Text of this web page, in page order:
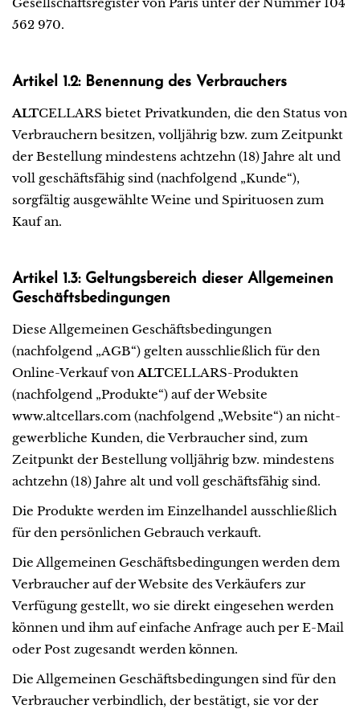
562 970.
Artikel 1.2: Benennung des Verbrauchers
ALTCELLARS bietet Privatkunden, die den Status von
Verbrauchern besitzen, volljährig bzw. zum Zeitpunkt
der Bestellung mindestens achtzehn (18) Jahre alt und
voll geschäftsfähig sind (nachfolgend „Kunde“),
sorgfältig ausgewählte Weine und Spirituosen zum
Kauf an.
Artikel 1.3: Geltungsbereich dieser Allgemeinen
Geschäftsbedingungen
Diese Allgemeinen Geschäftsbedingungen
(nachfolgend „AGB“) gelten ausschließlich für den
Online-Verkauf vonALTCELLARS-Produkten
(nachfolgend „Produkte“) auf der Website
www.altcellars.com (nachfolgend „Website“) an nicht-
gewerbliche Kunden, die Verbraucher sind, zum
Zeitpunkt der Bestellung volljährig bzw. mindestens
achtzehn (18) Jahre alt und voll geschäftsfähig sind.
Die Produkte werden im Einzelhandel ausschließlich
für den persönlichen Gebrauch verkauft.
Die Allgemeinen Geschäftsbedingungen werden dem
Verbraucher auf der Website des Verkäufers zur
Verfügung gestellt, wo sie direkt eingesehen werden
können und ihm auf einfache Anfrage auch per E-Mail
oder Post zugesandt werden können.
Die Allgemeinen Geschäftsbedingungen sind für den
Verbraucher verbindlich, der bestätigt, sie vor der